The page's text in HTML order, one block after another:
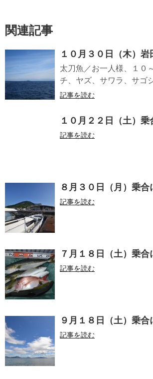
関連記事
１０月３０日（木）
太刀魚／お一人様、１０
チ、ヤズ、サワラ、サゴ
記事を読む
１０月２２日（土）乗
記事を読む
８月３０日（月）乗合
記事を読む
７月１８日（土）乗合
記事を読む
９月１８日（土）乗合
記事を読む